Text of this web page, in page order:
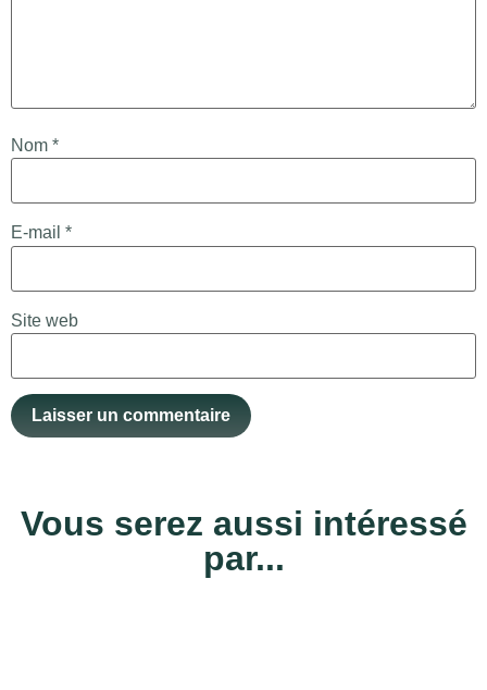
Nom *
E-mail *
Site web
Vous serez aussi intéressé
par...